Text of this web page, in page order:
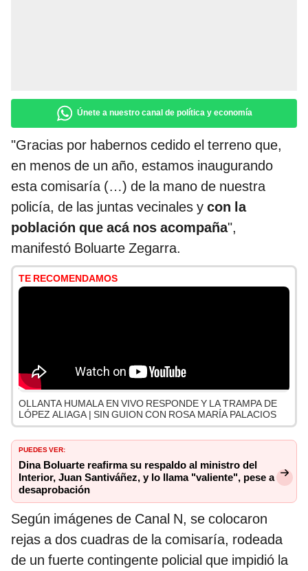
Únete a nuestro canal de política y economía
"Gracias por habernos cedido el terreno que,
en menos de un año, estamos inaugurando
esta comisaría (…) de la mano de nuestra
policía, de las juntas vecinales y con la
población que acá nos acompaña",
manifestó Boluarte Zegarra.
TE RECOMENDAMOS
OLLANTA HUMALA EN VIVO RESPONDE Y LA TRAMPA DE
LÓPEZ ALIAGA | SIN GUION CON ROSA MARÍA PALACIOS
PUEDES VER:
Dina Boluarte reafirma su respaldo al ministro del
Interior, Juan Santiváñez, y lo llama "valiente", pese a
desaprobación
Según imágenes de Canal N, se colocaron
rejas a dos cuadras de la comisaría, rodeada
de un fuerte contingente policial que impidió la